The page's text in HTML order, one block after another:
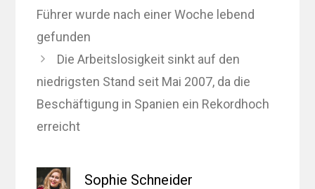
Führer wurde nach einer Woche lebend
gefunden
Die Arbeitslosigkeit sinkt auf den
niedrigsten Stand seit Mai 2007, da die
Beschäftigung in Spanien ein Rekordhoch
erreicht
Sophie Schneider